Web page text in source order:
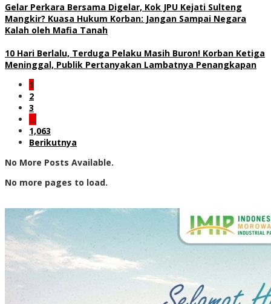
Gelar Perkara Bersama Digelar, Kok JPU Kejati Sulteng
Mangkir? Kuasa Hukum Korban: Jangan Sampai Negara
Kalah oleh Mafia Tanah
10 Hari Berlalu, Terduga Pelaku Masih Buron! Korban Ketiga
Meninggal, Publik Pertanyakan Lambatnya Penangkapan
1
2
3
…
1,063
Berikutnya
No More Posts Available.
No more pages to load.